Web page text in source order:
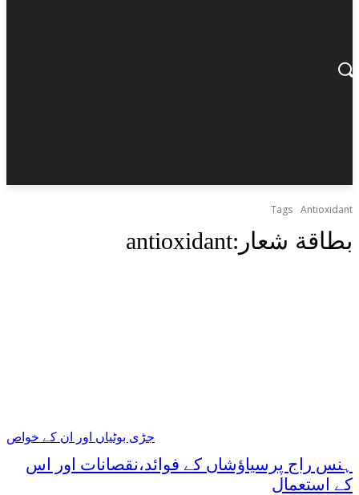
Tags Antioxidant
بطاقة شعار:antioxidant
جڑی بوٹیاں اور ان کے خواص
ہنس راج پرسیاؤشاں کے فوائد،نقصانات اور اس
کے استعمال